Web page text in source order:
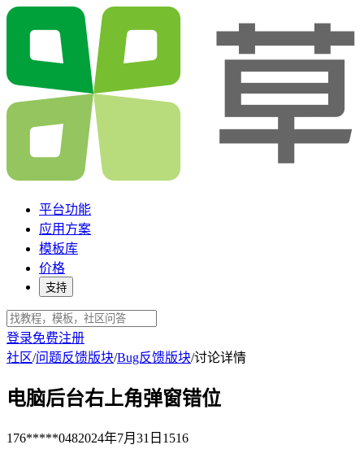
平台功能
应用方案
模板库
价格
支持
登录免费注册
社区/问题反馈版块/Bug反馈版块/讨论详情
电脑后台右上角弹窗错位
176*****0482024年7月31日 1516